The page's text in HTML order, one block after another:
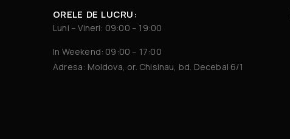
ORELE DE LUCRU:
Luni – Vineri: 09:00 – 19:00
In Weekend: 09:00 – 17:00
Adresa: Moldova, or. Chisinau, bd. Decebal 6/1